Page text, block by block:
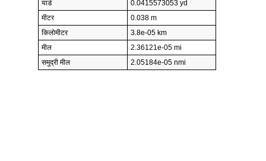
यार्ड
0.0415573053 yd
मीटर
0.038 m
किलोमीटर
3.8e-05 km
मील
2.36121e-05 mi
समुद्री मील
2.05184e-05 nmi